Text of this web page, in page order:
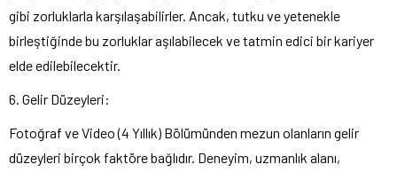
gibi zorluklarla karşılaşabilirler. Ancak, tutku ve yetenekle
birleştiğinde bu zorluklar aşılabilecek ve tatmin edici bir kariyer
elde edilebilecektir.
6. Gelir Düzeyleri:
Fotoğraf ve Video (4 Yıllık) Bölümünden mezun olanların gelir
düzeyleri birçok faktöre bağlıdır. Deneyim, uzmanlık alanı,